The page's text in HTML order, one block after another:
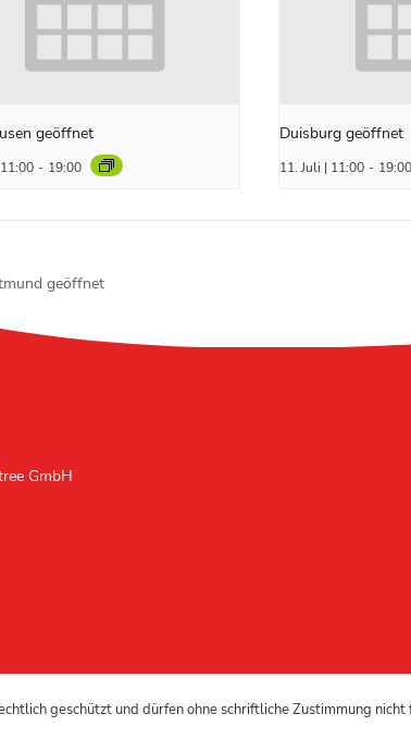
geöffnet
- 19:00
Duisburg geöffnet
11. Juli | 11:00 - 19:00
geöffnet
GmbH
geschützt und dürfen ohne schriftliche Zustimmung